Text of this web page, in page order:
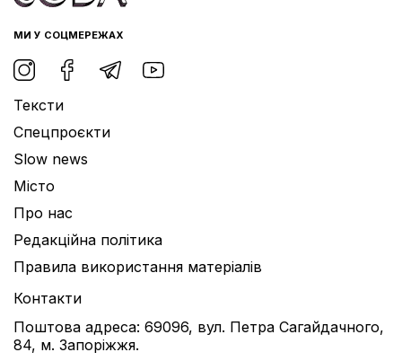
МИ У СОЦМЕРЕЖАХ
Тексти
Спецпроєкти
Slow news
Місто
Про нас
Редакційна політика
Правила використання матеріалів
Контакти
Поштова адреса: 69096, вул. Петра Сагайдачного,
84, м. Запоріжжя.